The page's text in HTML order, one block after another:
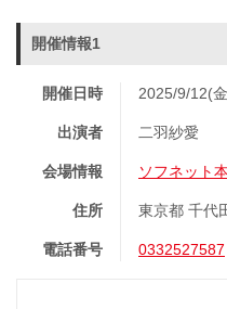
開催情報1
開催日時 2025/9/12(
出演者 二羽紗愛
会場情報 ソフネット
住所 東京都 千代
電話番号 0332527587